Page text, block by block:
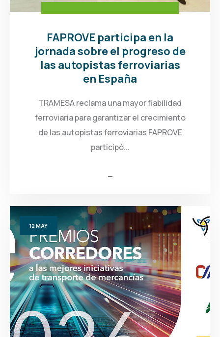
FAPROVE participa en la
jornada sobre el progreso de
las autopistas ferroviarias
en España
TRAMESA reclama una mayor fiabilidad
ferroviaria para garantizar el crecimiento
de las autopistas ferroviarias FAPROVE
participó...
12 MAY